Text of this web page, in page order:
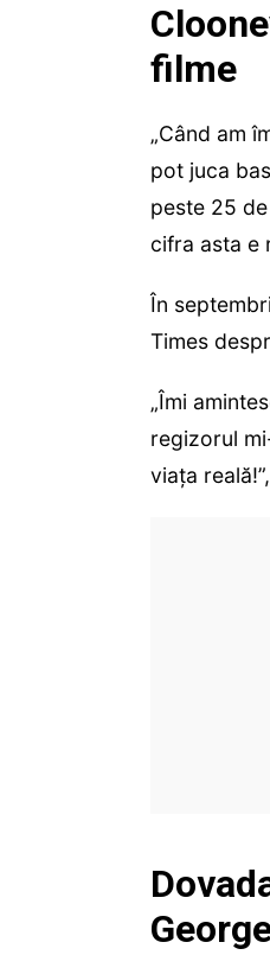
filme
„Când am
pot juca
peste 25
cifra asta e
În
Times
„Îmi
regizorul
viața